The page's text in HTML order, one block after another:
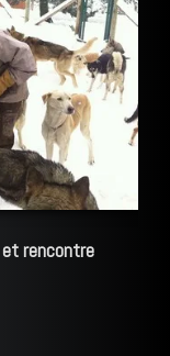
et rencontre